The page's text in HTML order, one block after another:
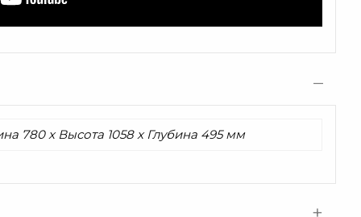
780 x Высота 1058 x Глубина 495 мм